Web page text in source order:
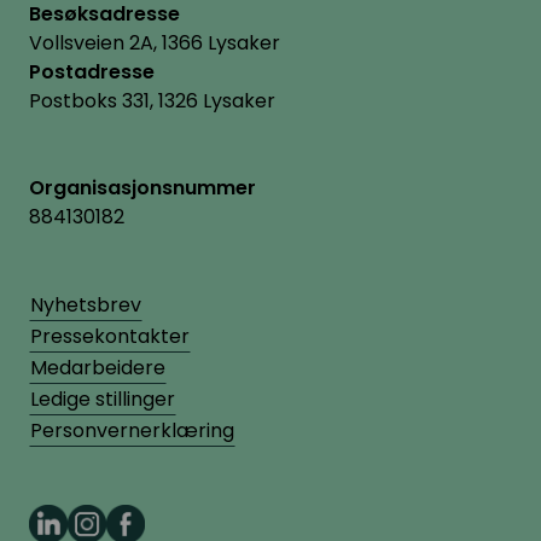
Besøksadresse
Vollsveien 2A, 1366 Lysaker
Postadresse
Postboks 331, 1326 Lysaker
Organisasjonsnummer
884130182
Nyhetsbrev
Pressekontakter
Medarbeidere
Ledige stillinger
Personvernerklæring